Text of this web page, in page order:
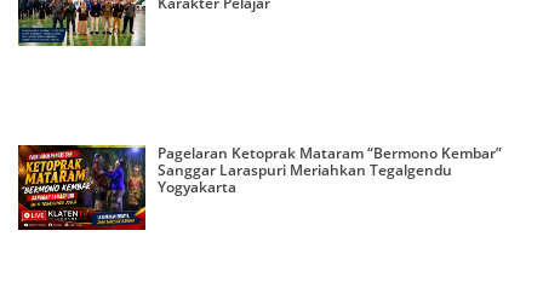
Pagelaran Ketoprak Mataram “Bermono Kembar”
Sanggar Laraspuri Meriahkan Tegalgendu
Yogyakarta